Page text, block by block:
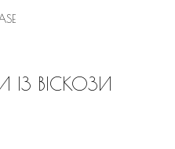
ІЗ ВІСКОЗИ